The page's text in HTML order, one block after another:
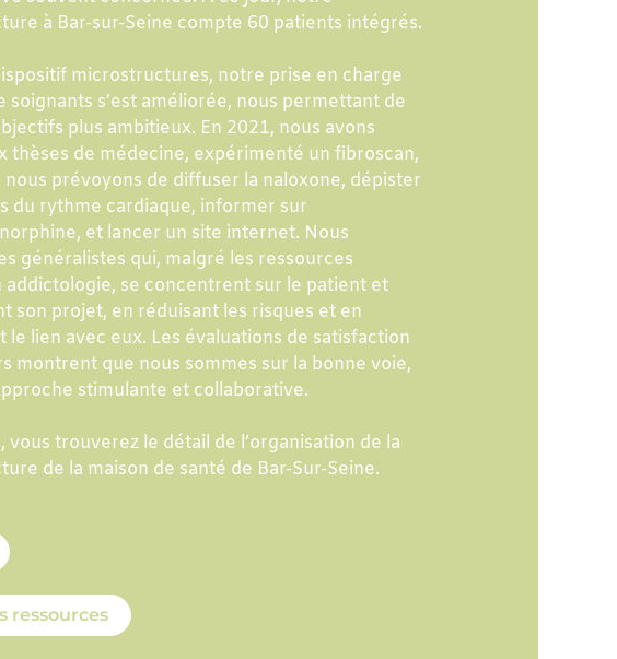
à Bar-sur-Seine compte 60 patients intégrés.
microstructures, notre prise en charge
soignants s’est améliorée, nous permettant de
plus ambitieux. En 2021, nous avons
thèses de médecine, expérimenté un fibroscan,
nous prévoyons de diffuser la naloxone, dépister
du rythme cardiaque, informer sur
et lancer un site internet. Nous
généralistes qui, malgré les ressources
addictologie, se concentrent sur le patient et
son projet, en réduisant les risques et en
le lien avec eux. Les évaluations de satisfaction
montrent que nous sommes sur la bonne voie,
stimulante et collaborative.
vous trouverez le détail de l’organisation de la
de la maison de santé de Bar-Sur-Seine.
ressources